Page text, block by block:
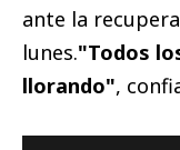
ante la
lunes."Todos
llorando",